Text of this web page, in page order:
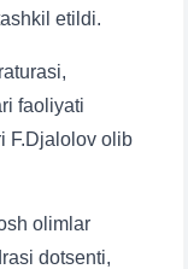
etildi.
faoliyati
F.Djalolov olib
olimlar
dotsenti,